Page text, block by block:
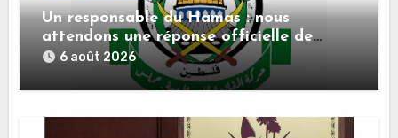
Un responsable du Hamas : nous
attendons une réponse officielle de
Mladenov concernant la feuille de route
de la deuxième phase de l’accord
6 août 2026